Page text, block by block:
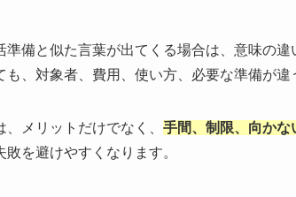
準備と似た言葉が出てくる場合は、意味の
も、対象者、費用、使い方、必要な準備が違
、メリットだけでなく、 手間、制限、向かな
を避けやすくなります。